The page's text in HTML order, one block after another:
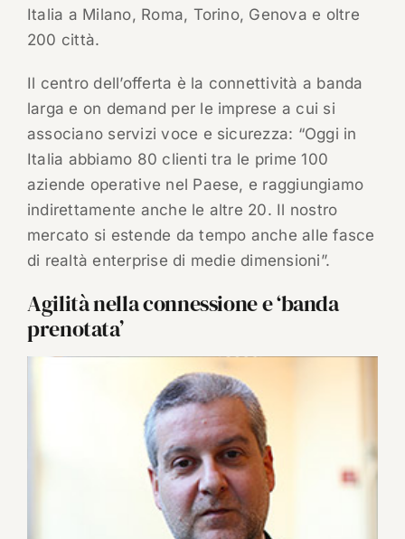
Italia a Milano, Roma, Torino, Genova e oltre
200 città.
Il centro dell’offerta è la connettività a banda
larga e on demand per le imprese a cui si
associano servizi voce e sicurezza: “Oggi in
Italia abbiamo 80 clienti tra le prime 100
aziende operative nel Paese, e raggiungiamo
indirettamente anche le altre 20. Il nostro
mercato si estende da tempo anche alle fasce
di realtà enterprise di medie dimensioni”.
Agilità nella connessione e ‘banda
prenotata’